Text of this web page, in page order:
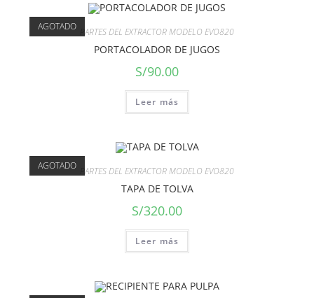
AGOTADO PARTES DEL EXTRACTOR MODELO EVO820
PORTACOLADOR DE JUGOS
S/90.00
Leer más
AGOTADO PARTES DEL EXTRACTOR MODELO EVO820
TAPA DE TOLVA
S/320.00
Leer más